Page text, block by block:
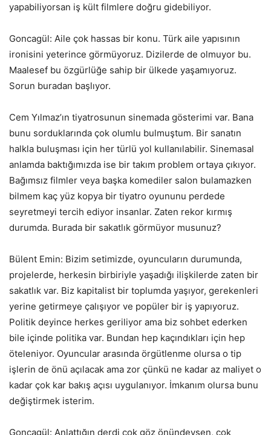
yapabiliyorsan iş kült filmlere doğru gidebiliyor.
Goncagül: Aile çok hassas bir konu. Türk aile yapısının
ironisini yeterince görmüyoruz. Dizilerde de olmuyor bu.
Maalesef bu özgürlüğe sahip bir ülkede yaşamıyoruz.
Sorun buradan başlıyor.
Cem Yılmaz’ın tiyatrosunun sinemada gösterimi var. Bana
bunu sorduklarında çok olumlu bulmuştum. Bir sanatın
halkla buluşması için her türlü yol kullanılabilir. Sinemasal
anlamda baktığımızda ise bir takım problem ortaya çıkıyor.
Bağımsız filmler veya başka komediler salon bulamazken
bilmem kaç yüz kopya bir tiyatro oyununu perdede
seyretmeyi tercih ediyor insanlar. Zaten rekor kırmış
durumda. Burada bir sakatlık görmüyor musunuz?
Bülent Emin: Bizim setimizde, oyuncuların durumunda,
projelerde, herkesin birbiriyle yaşadığı ilişkilerde zaten bir
sakatlık var. Biz kapitalist bir toplumda yaşıyor, gerekenleri
yerine getirmeye çalışıyor ve popüler bir iş yapıyoruz.
Politik deyince herkes geriliyor ama biz sohbet ederken
bile içinde politika var. Bundan hep kaçındıkları için hep
öteleniyor. Oyuncular arasında örgütlenme olursa o tip
işlerin de önü açılacak ama zor çünkü ne kadar az maliyet o
kadar çok kar bakış açısı uygulanıyor. İmkanım olursa bunu
değiştirmek isterim.
Goncagül: Anlattığın derdi çok göz önündeysen, çok